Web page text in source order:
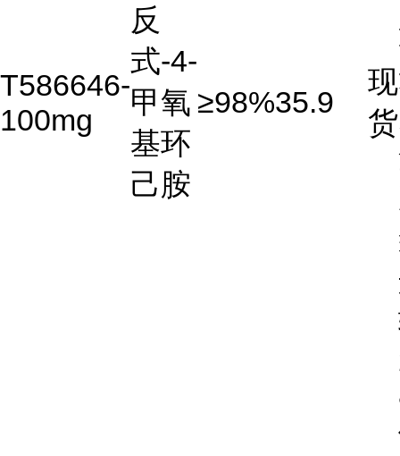
T586646-
100mg
反
式-4-
甲氧
基环
己胺
≥98%35.9
现
货